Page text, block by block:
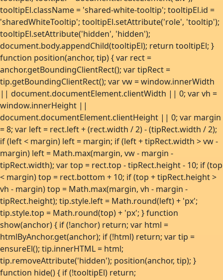
tooltipEl.className = 'shared-white-tooltip'; tooltipEl.id =
'sharedWhiteTooltip'; tooltipEl.setAttribute('role', 'tooltip');
tooltipEl.setAttribute('hidden', 'hidden');
document.body.appendChild(tooltipEl); return tooltipEl; }
function position(anchor, tip) { var rect =
anchor.getBoundingClientRect(); var tipRect =
tip.getBoundingClientRect(); var vw = window.innerWidth
|| document.documentElement.clientWidth || 0; var vh =
window.innerHeight ||
document.documentElement.clientHeight || 0; var margin
= 8; var left = rect.left + (rect.width / 2) - (tipRect.width / 2);
if (left < margin) left = margin; if (left + tipRect.width > vw -
margin) left = Math.max(margin, vw - margin -
tipRect.width); var top = rect.top - tipRect.height - 10; if (top
< margin) top = rect.bottom + 10; if (top + tipRect.height >
vh - margin) top = Math.max(margin, vh - margin -
tipRect.height); tip.style.left = Math.round(left) + 'px';
tip.style.top = Math.round(top) + 'px'; } function
show(anchor) { if (!anchor) return; var html =
htmlByAnchor.get(anchor); if (!html) return; var tip =
ensureEl(); tip.innerHTML = html;
tip.removeAttribute('hidden'); position(anchor, tip); }
function hide() { if (!tooltipEl) return;